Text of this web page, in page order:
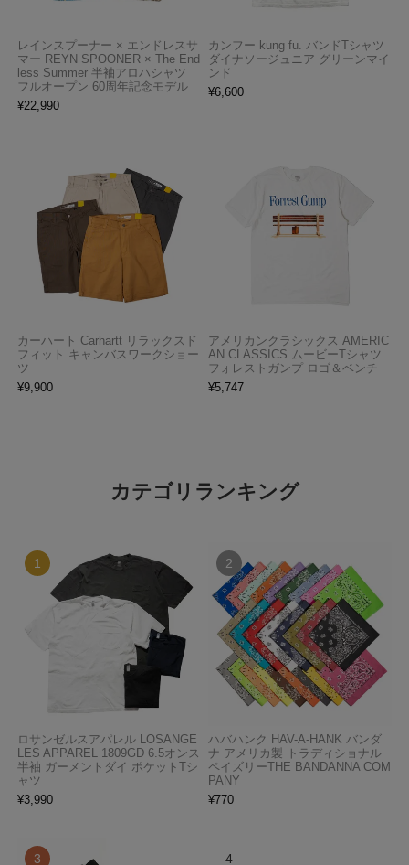
レインスプーナー × エンドレスサ
マー REYN SPOONER × The End
less Summer 半袖アロハシャツ
フルオープン 60周年記念モデル
¥22,990
カンフー kung fu. バンドTシャツ
ダイナソージュニア グリーンマイ
ンド
¥6,600
カーハート Carhartt リラックスド
フィット キャンバスワークショー
ツ
¥9,900
アメリカンクラシックス AMERIC
AN CLASSICS ムービーTシャツ
フォレストガンプ ロゴ＆ベンチ
¥5,747
カテゴリランキング
ロサンゼルスアパレル LOSANGE
LES APPAREL 1809GD 6.5オンス
半袖 ガーメントダイ ポケットTシ
ャツ
¥3,990
ハバハンク HAV-A-HANK バンダ
ナ アメリカ製 トラディショナル
ペイズリーTHE BANDANNA COM
PANY
¥770